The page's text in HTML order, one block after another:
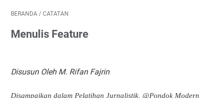
BERANDA / CATATAN
Menulis Feature
Disusun Oleh M. Rifan Fajrin
Disampaikan dalam Pelatihan Jurnalistik, @Pondok Modern